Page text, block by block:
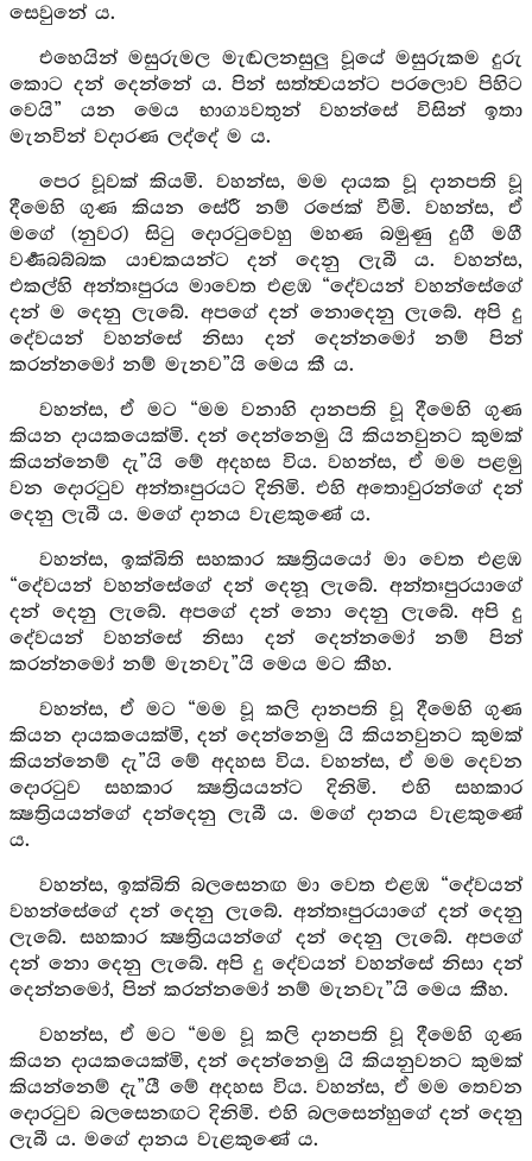
සෙවුනේ ය.
එහෙයින් මසුරුමල මැඬලනසුලු වූයේ මසුරුකම දුරු
කොට දන් දෙන්නේ ය. පින් සත්ත්‍වයන්ට පරලොව පිහිට
වෙයි” යන මෙය භාග්‍යවතුන් වහන්සේ විසින් ඉතා
මැනවින් වදාරණ ලද්දේ ම ය.
පෙර වූවක් කියමි. වහන්ස, මම දායක වූ දානපති වූ
දීමෙහි ගුණ කියන සේරී නම් රජෙක් වීමි. වහන්ස, ඒ
මගේ (නුවර) සිටු දොරටුවෙහු මහණ බමුණු දුගී මගී
වර්‍ණබබ්බක යාචකයන්ට දන් දෙනු ලැබී ය. වහන්ස,
එකල්හි අන්තඃපුරය මාවෙත එළඹ “දේවයන් වහන්සේගේ
දන් ම දෙනු ලැබේ. අපගේ දන් නොදෙනු ලැබේ. අපි දු
දේවයන් වහන්සේ නිසා දන් දෙන්නමෝ නම් පින්
කරන්නමෝ නම් මැනව”යි මෙය කී ය.
වහන්ස, ඒ මට “මම වනාහි දානපති වූ දීමෙහි ගුණ
කියන දායකයෙක්මි. දන් දෙන්නෙමු යි කියනවුනට කුමක්
කියන්නෙම් දැ”යි මේ අදහස විය. වහන්ස, ඒ මම පළමු
වන දොරටුව අන්තඃපුරයට දිනිමි. එහි අතොවුරන්ගේ දන්
දෙනු ලැබී ය. මගේ දානය වැළකුණේ ය.
වහන්ස, ඉක්බිති සහකාර ක්‍ෂත්‍රියයෝ මා වෙත එළඹ
“දේවයන් වහන්සේගේ දන් දෙනූ ලැබේ. අන්තඃපුරයාගේ
දන් දෙනු ලැබේ. අපගේ දන් නො දෙනු ලැබේ. අපි දු
දේවයන් වහන්සේ නිසා දන් දෙන්නමෝ නම් පින්
කරන්නමෝ නම් මැනවැ”යි මෙය මට කීහ.
වහන්ස, ඒ මට “මම වූ කලි දානපති වූ දීමෙහි ගුණ
කියන දායකයෙක්මි, දන් දෙන්නෙමු යි කියනවුනට කුමක්
කියන්නෙම් දැ”යි මේ අදහස විය. වහන්ස, ඒ මම දෙවන
දොරටුව සහකාර ක්‍ෂත්‍රියයන්ට දිනිමි. එහි සහකාර
ක්‍ෂත්‍රියයන්ගේ දන්දෙනු ලැබී ය. මගේ දානය වැළකුණේ
ය.
වහන්ස, ඉක්බිති බලසෙනඟ මා වෙත එළඹ “දේවයන්
වහන්සේගේ දන් දෙනු ලැබේ. අන්තඃපුරයාගේ දන් දෙනු
ලැබේ. සහකාර ක්‍ෂත්‍රියයන්ගේ දන් දෙනු ලැබේ. අපගේ
දන් නො දෙනු ලැබේ. අපි දු දේවයන් වහන්සේ නිසා දන්
දෙන්නමෝ, පින් කරන්නමෝ නම් මැනවැ”යි මෙය කීහ.
වහන්ස, ඒ මට “මම වූ කලි දානපති වූ දීමෙහි ගුණ
කියන දායකයෙක්මි, දන් දෙන්නෙමු යි කියනුවනට කුමක්
කියන්නෙම් දැ”යී මේ අදහස විය. වහන්ස, ඒ මම තෙවන
දොරටුව බලසෙනඟට දිනිමි. එහි බලසෙන්හුගේ දන් දෙනු
ලැබී ය. මගේ දානය වැළකුණේ ය.